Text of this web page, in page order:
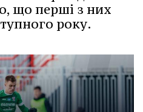
що перші з них
року.